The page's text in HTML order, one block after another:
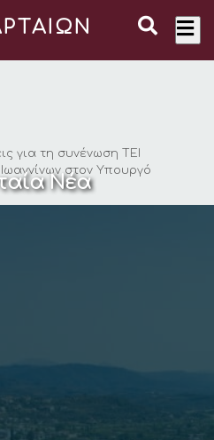
για τη συνένωση ΤΕΙ
στον Υπουργό
Νέα